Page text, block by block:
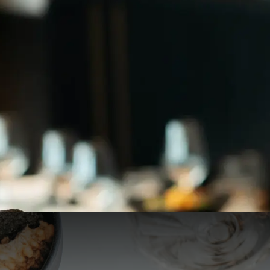
OZZO sushi & oriental